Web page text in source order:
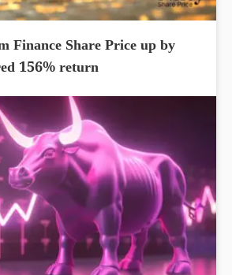
Finance Share Price up by
156% return